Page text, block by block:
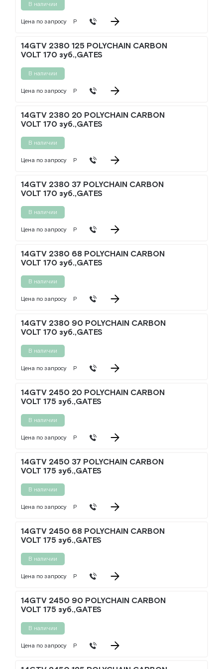
В наличии
Цена по запросу Р
14GTV 2380 125 POLYCHAIN CARBON
VOLT 170 зуб.,GATES
В наличии
Цена по запросу Р
14GTV 2380 20 POLYCHAIN CARBON
VOLT 170 зуб.,GATES
В наличии
Цена по запросу Р
14GTV 2380 37 POLYCHAIN CARBON
VOLT 170 зуб.,GATES
В наличии
Цена по запросу Р
14GTV 2380 68 POLYCHAIN CARBON
VOLT 170 зуб.,GATES
В наличии
Цена по запросу Р
14GTV 2380 90 POLYCHAIN CARBON
VOLT 170 зуб.,GATES
В наличии
Цена по запросу Р
14GTV 2450 20 POLYCHAIN CARBON
VOLT 175 зуб.,GATES
В наличии
Цена по запросу Р
14GTV 2450 37 POLYCHAIN CARBON
VOLT 175 зуб.,GATES
В наличии
Цена по запросу Р
14GTV 2450 68 POLYCHAIN CARBON
VOLT 175 зуб.,GATES
В наличии
Цена по запросу Р
14GTV 2450 90 POLYCHAIN CARBON
VOLT 175 зуб.,GATES
В наличии
Цена по запросу Р